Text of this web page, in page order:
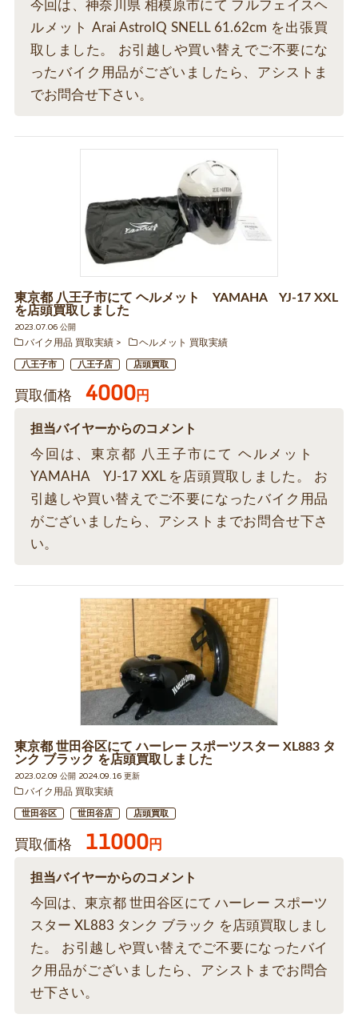
今回は、神奈川県 相模原市にて フルフェイスヘ
ルメット Arai AstroIQ SNELL 61.62cm を出張買
取しました。 お引越しや買い替えでご不要にな
ったバイク用品がございましたら、アシストま
でお問合せ下さい。
東京都 八王子市にて ヘルメット YAMAHA YJ-17 XXL
を店頭買取しました
2023.07.06 公開
バイク用品 買取実績
ヘルメット 買取実績
八王子市 八王子店 店頭買取
買取価格 4000円
担当バイヤーからのコメント
今回は、東京都 八王子市にて ヘルメット
YAMAHA YJ-17 XXL を店頭買取しました。 お
引越しや買い替えでご不要になったバイク用品
がございましたら、アシストまでお問合せ下さ
い。
東京都 世田谷区にて ハーレー スポーツスター XL883 タ
ンク ブラック を店頭買取しました
2023.02.09 公開 2024.09.16 更新
バイク用品 買取実績
世田谷区 世田谷店 店頭買取
買取価格 11000円
担当バイヤーからのコメント
今回は、東京都 世田谷区にて ハーレー スポーツ
スター XL883 タンク ブラック を店頭買取しまし
た。 お引越しや買い替えでご不要になったバイ
ク用品がございましたら、アシストまでお問合
せ下さい。